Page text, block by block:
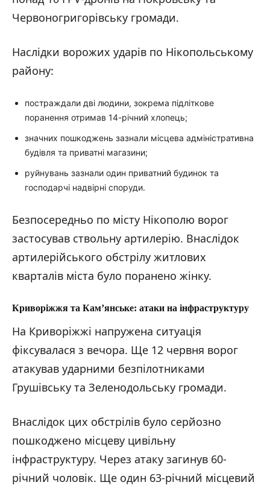
Червоногригорівську громади.
Наслідки ворожих ударів по Нікопольському
району:
постраждали дві людини, зокрема підліткове
поранення отримав 14-річний хлопець;
значних пошкоджень зазнали місцева адміністративна
будівля та приватні магазини;
руйнувань зазнали один приватний будинок та
господарчі надвірні споруди.
Безпосередньо по місту Нікополю ворог
застосував ствольну артилерію. Внаслідок
артилерійського обстрілу житлових
кварталів міста було поранено жінку.
Криворіжжя та Кам’янське: атаки на інфраструктуру
На Криворіжжі напружена ситуація
фіксувалася з вечора. Ще 12 червня ворог
атакував ударними безпілотниками
Грушівську та Зеленодольську громади.
Внаслідок цих обстрілів було серйозно
пошкоджено місцеву цивільну
інфраструктуру. Через атаку загинув 60-
річний чоловік. Ще один 63-річний місцевий